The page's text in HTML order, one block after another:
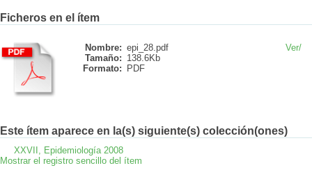
Ficheros en el ítem
Nombre: epi_28.pdf
Tamaño: 138.6Kb
Formato:
PDF
Ver/
Este ítem aparece en la(s) siguiente(s) colección(ones)
XXVII, Epidemiología 2008
Mostrar el registro sencillo del ítem